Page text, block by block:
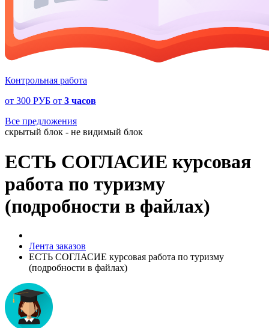
Контрольная работа
от 300 РУБ от 3 часов
Все предложения
скрытый блок - не видимый блок
ЕСТЬ СОГЛАСИЕ курсовая
работа по туризму
(подробности в файлах)
Лента заказов
ЕСТЬ СОГЛАСИЕ курсовая работа по туризму
(подробности в файлах)